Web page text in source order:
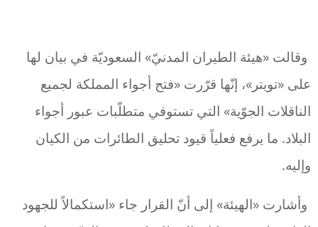
وقالت «هيئة الطيران المدنيّ» السعوديّة في بيان لها
على «تويتر»، إنّها قرّرت «فتح أجواء المملكة لجميع
الناقلات الجوّية» التي تستوفي متطلّبات عبور أجواء
البلاد. ما يرفع فعلياً قيود تحليق الطائرات من الكيان
وإليه.
وأشارت «الهيئة» إلى أنّ القرار جاء «استكمالاً للجهود